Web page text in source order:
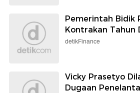
Pemerintah Bidik
Kontrakan Tahun
detikFinance
Vicky Prasetyo
Dugaan